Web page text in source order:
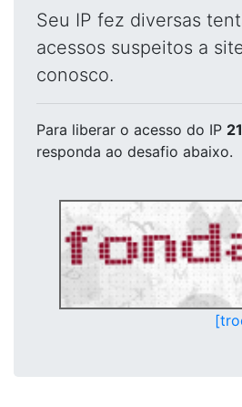
Seu IP fez diversas
acessos suspeitos a
conosco.
Para liberar o acesso do IP
responda ao desafio abaixo.